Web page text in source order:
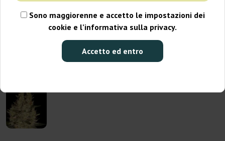
Sono maggiorenne e accetto le impostazioni dei
cookie e l’informativa sulla privacy.
Accetto ed entro